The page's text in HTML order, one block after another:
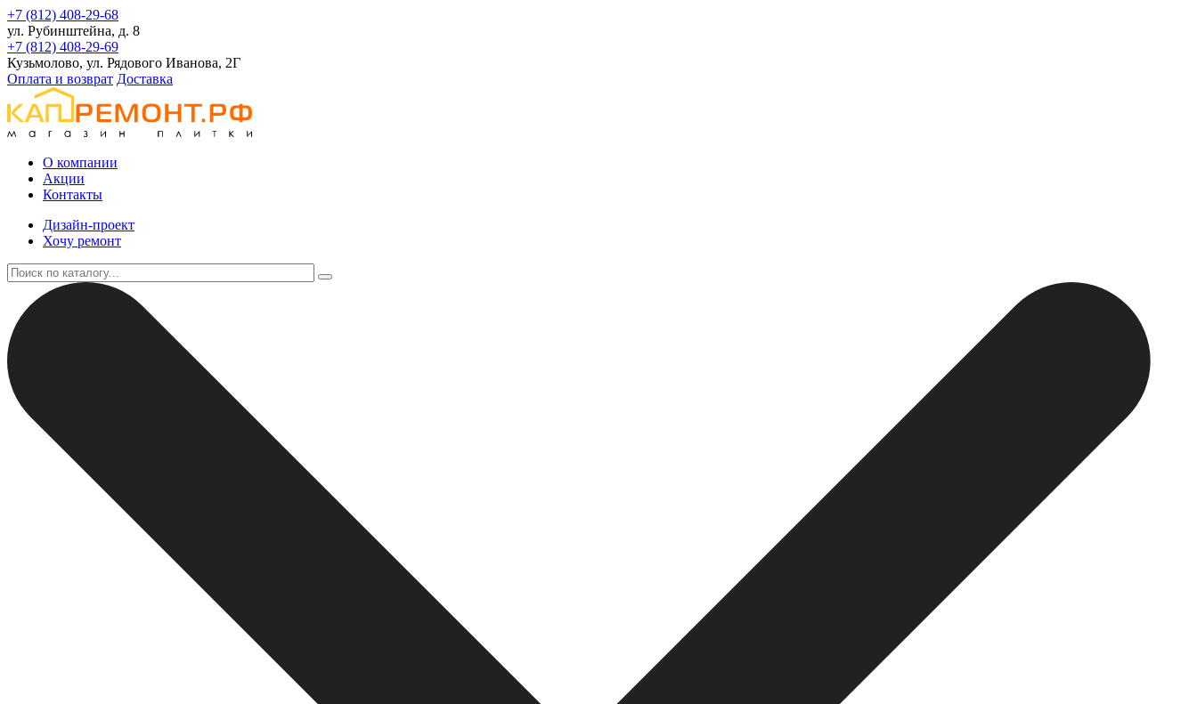
+7 (812) 408-29-68
ул. Рубинштейна, д. 8
+7 (812) 408-29-69
Кузьмолово, ул. Рядового Иванова, 2Г
Оплата и возврат Доставка
О компании
Акции
Контакты
Дизайн-проект
Хочу ремонт